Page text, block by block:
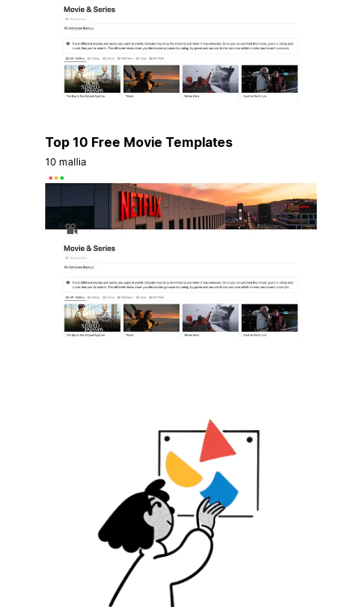
Top 10 Free Movie Templates
10 mallia